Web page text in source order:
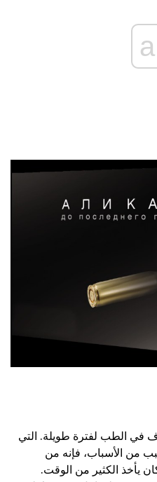
في الطب لفترة طويلة. التي
من الأسباب، فإنه من
يأخذ الكثير من الوقت.